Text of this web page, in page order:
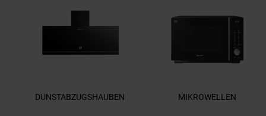
DUNSTABZUGSHAUBEN MIKROWELLEN